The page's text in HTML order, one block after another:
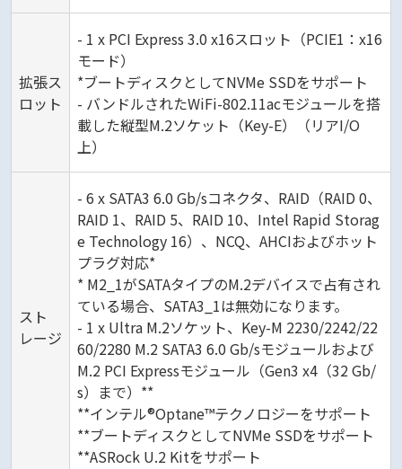
拡張ス
ロット
- 1 x PCI Express 3.0 x16スロット（PCIE1：x16
モード）
*ブートディスクとしてNVMe SSDをサポート
- バンドルされたWiFi-802.11acモジュールを搭
載した縦型M.2ソケット（Key-E）（リアI/O
上）
スト
レージ
- 6 x SATA3 6.0 Gb/sコネクタ、RAID（RAID 0、
RAID 1、RAID 5、RAID 10、Intel Rapid Storag
e Technology 16）、NCQ、AHCIおよびホット
プラグ対応*
* M2_1がSATAタイプのM.2デバイスで占有され
ている場合、SATA3_1は無効になります。
- 1 x Ultra M.2ソケット、Key-M 2230/2242/22
60/2280 M.2 SATA3 6.0 Gb/sモジュールおよび
M.2 PCI Expressモジュール（Gen3 x4（32 Gb/
s）まで）**
**インテル®Optane™テクノロジーをサポート
**ブートディスクとしてNVMe SSDをサポート
**ASRock U.2 Kitをサポート